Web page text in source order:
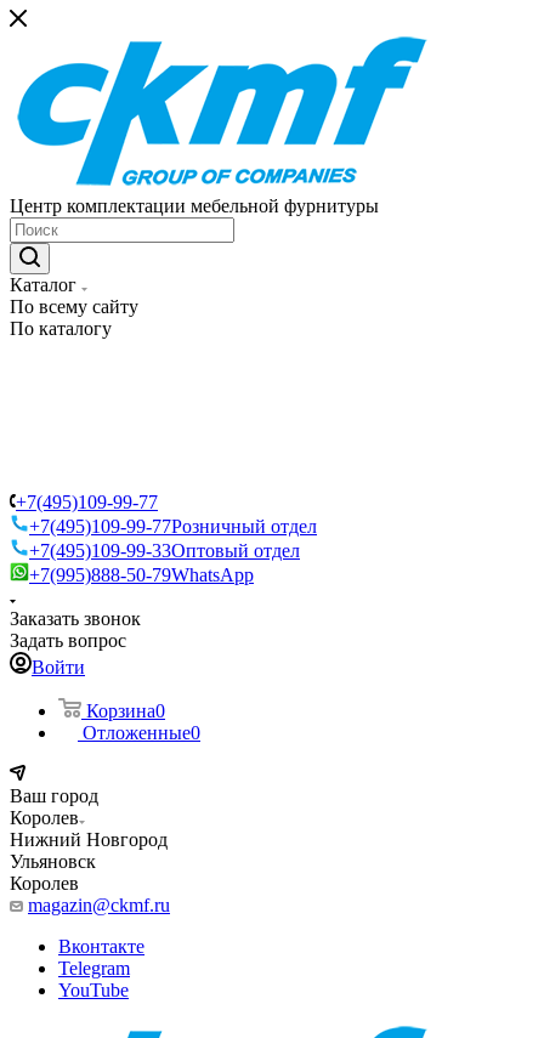
Центр комплектации мебельной фурнитуры
Каталог
По всему сайту
По каталогу
+7(495)109-99-77
+7(495)109-99-77Розничный отдел
+7(495)109-99-33Оптовый отдел
+7(995)888-50-79WhatsApp
Заказать звонок
Задать вопрос
Войти
Корзина0
Отложенные0
Ваш город
Королев
Нижний Новгород
Ульяновск
Королев
magazin@ckmf.ru
Вконтакте
Telegram
YouTube